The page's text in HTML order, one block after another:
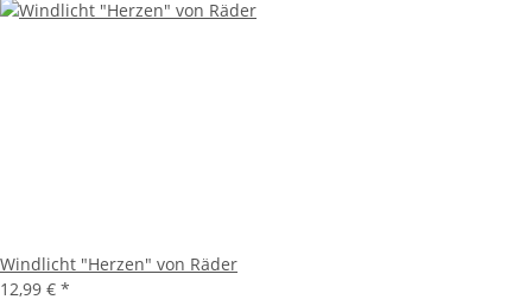
Windlicht "Herzen" von Räder
12,99 € *